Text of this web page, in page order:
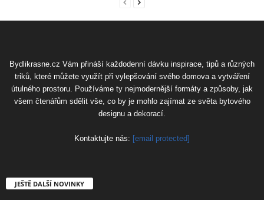
Bydlikrasne.cz Vám přináší každodenní dávku inspirace, tipů a různých
triků, které můžete využít při vylepšování svého domova a vytváření
útulného prostoru. Používáme ty nejmodernější formáty a způsoby, jak
všem čtenářům sdělit vše, co by je mohlo zajímat ze světa bytového
designu a dekorací.
Kontaktujte nás: [email protected]
JEŠTĚ DALŠÍ NOVINKY